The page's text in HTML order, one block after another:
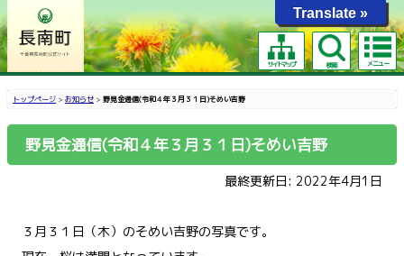
サイトマップ 検索 メニュー
トップページ > お知らせ > 野見金通信(令和４年３月３１日)そめい吉野
野見金通信(令和４年３月３１日)そめい吉野
最終更新日: 2022年4月1日
３月３１日（木）のそめい吉野の写真です。
Translate »